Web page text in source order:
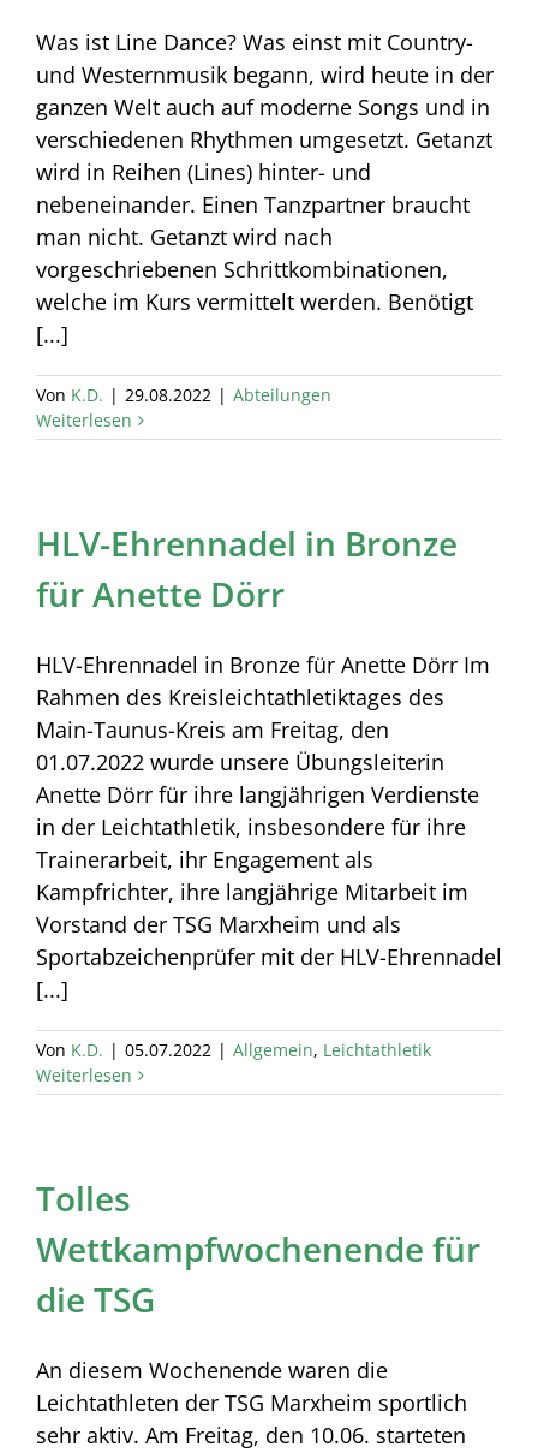
Was ist Line Dance? Was einst mit Country-
und Westernmusik begann, wird heute in der
ganzen Welt auch auf moderne Songs und in
verschiedenen Rhythmen umgesetzt. Getanzt
wird in Reihen (Lines) hinter- und
nebeneinander. Einen Tanzpartner braucht
man nicht. Getanzt wird nach
vorgeschriebenen Schrittkombinationen,
welche im Kurs vermittelt werden. Benötigt
[...]
Von K.D. | 29.08.2022 | Abteilungen
Weiterlesen
HLV-Ehrennadel in Bronze
für Anette Dörr
HLV-Ehrennadel in Bronze für Anette Dörr Im
Rahmen des Kreisleichtathletiktages des
Main-Taunus-Kreis am Freitag, den
01.07.2022 wurde unsere Übungsleiterin
Anette Dörr für ihre langjährigen Verdienste
in der Leichtathletik, insbesondere für ihre
Trainerarbeit, ihr Engagement als
Kampfrichter, ihre langjährige Mitarbeit im
Vorstand der TSG Marxheim und als
Sportabzeichenprüfer mit der HLV-Ehrennadel
[...]
Von K.D. | 05.07.2022 | Allgemein, Leichtathletik
Weiterlesen
Tolles
Wettkampfwochenende für
die TSG
An diesem Wochenende waren die
Leichtathleten der TSG Marxheim sportlich
sehr aktiv. Am Freitag, den 10.06. starteten